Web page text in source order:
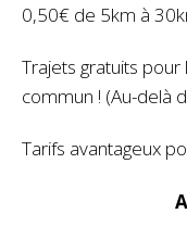
0,50€ de 5km à
Trajets gratuits
commun ! (Au-delà
Tarifs avantageux